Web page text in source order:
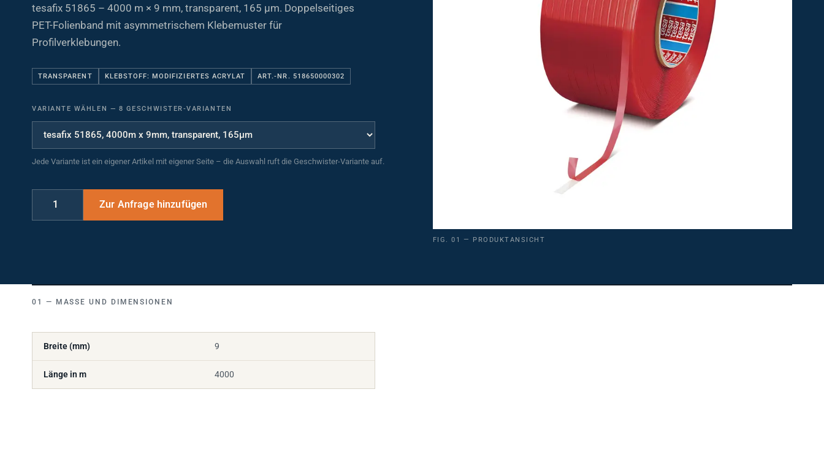
tesafix 51865 – 4000 m × 9 mm, transparent, 165 µm. Doppelseitiges
PET-Folienband mit asymmetrischem Klebemuster für
Profilverklebungen.
TRANSPARENT KLEBSTOFF: MODIFIZIERTES ACRYLAT ART.-NR. 518650000302
VARIANTE WÄHLEN — 8 GESCHWISTER-VARIANTEN
Jede Variante ist ein eigener Artikel mit eigener Seite – die Auswahl ruft die Geschwister-Variante auf.
FIG. 01 — PRODUKTANSICHT
MASSE UND DIMENSIONEN
Breite (mm) 9
Länge in m 4000